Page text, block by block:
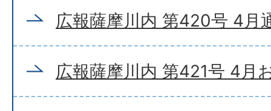
広報薩摩川内 第420号 4月
広報薩摩川内 第421号 4月